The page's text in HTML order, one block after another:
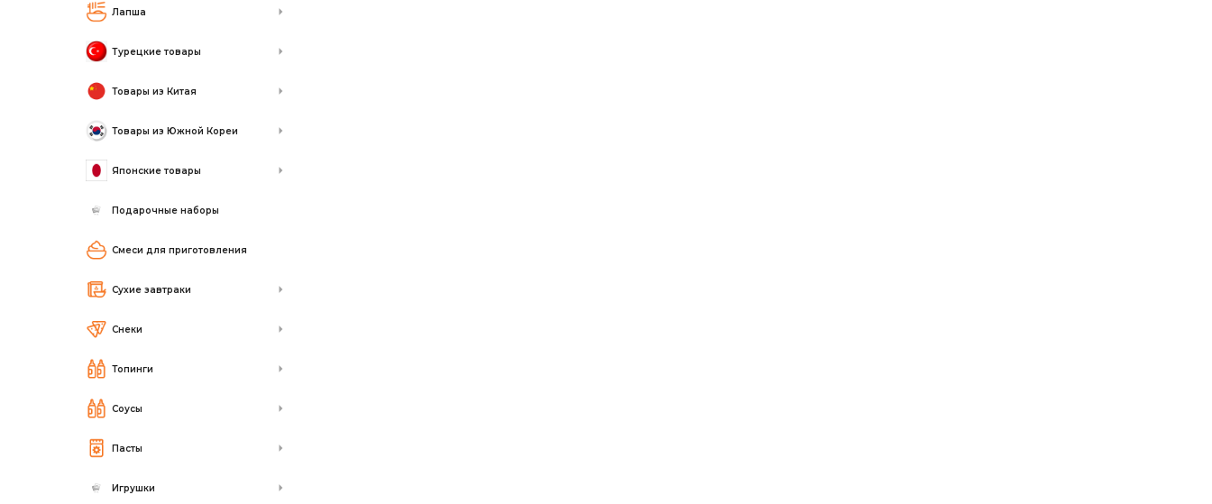
Лапша
Турецкие товары
Товары из Китая
Товары из Южной Кореи
Японские товары
Подарочные наборы
Смеси для приготовления
Сухие завтраки
Снеки
Топинги
Соусы
Пасты
Игрушки